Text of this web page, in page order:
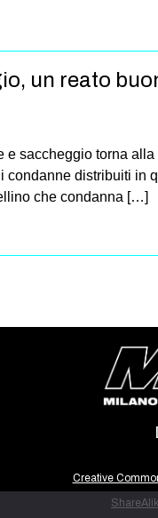
un reato
e saccheggio torna
distribuiti in
che condanna […]
Creative